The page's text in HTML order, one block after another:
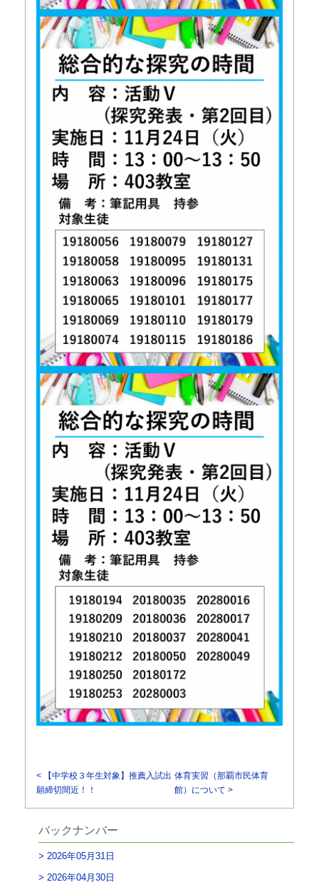
< 【中学校３年生対象】推薦入試出
願締切間近！！
体育実習（那覇市民体育
館）について >
バックナンバー
2026年05月31日
2026年04月30日